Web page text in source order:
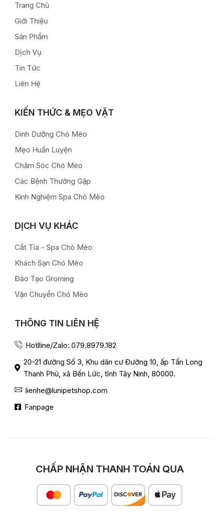
Trang Chủ
Giới Thiệu
Sản Phẩm
Dịch Vụ
Tin Tức
Liên Hệ
KIẾN THỨC & MẸO VẶT
Dinh Dưỡng Chó Mèo
Mẹo Huấn Luyện
Chăm Sóc Chó Mèo
Các Bệnh Thường Gặp
Kinh Nghiệm Spa Chó Mèo
DỊCH VỤ KHÁC
Cắt Tỉa - Spa Chó Mèo
Khách Sạn Chó Mèo
Đào Tạo Groming
Vận Chuyển Chó Mèo
THÔNG TIN LIÊN HỆ
Hotlline/Zalo: 079.8979.182
20-21 đường Số 3, Khu dân cư Đường 10, ấp Tấn Long
Thanh Phú, xã Bến Lức, tỉnh Tây Ninh, 80000.
lienhe@lunipetshop.com
Fanpage
CHẤP NHẬN THANH TOÁN QUA